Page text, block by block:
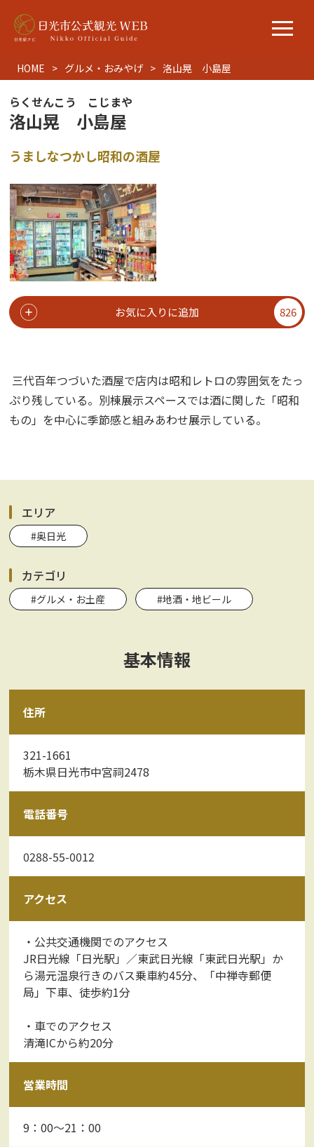
HOME グルメ・おみやげ 洛山晃 小島屋
らくせんこう こじまや
洛山晃 小島屋
うましなつかし昭和の酒屋
お気に入りに追加 826
三代百年つづいた酒屋で店内は昭和レトロの雰囲気をたっ
ぷり残している。別棟展示スペースでは酒に関した「昭和
もの」を中心に季節感と組みあわせ展示している。
エリア
#奥日光
カテゴリ
#グルメ・お土産 #地酒・地ビール
基本情報
住所
321-1661
栃木県日光市中宮祠2478
電話番号
0288-55-0012
アクセス
・公共交通機関でのアクセス
JR日光線「日光駅」／東武日光線「東武日光駅」か
ら湯元温泉行きのバス乗車約45分、「中禅寺郵便
局」下車、徒歩約1分
・車でのアクセス
清滝ICから約20分
営業時間
9：00～21：00